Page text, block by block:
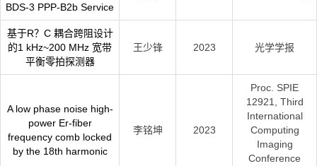
BDS-3 PPP-B2b Service
基于R？C 耦合跨阻设计
的1 kHz~200 MHz 宽带
平衡零拍探测器
王少锋 2023 光学学报
A low phase noise high-
power Er-fiber
frequency comb locked
by the 18th harmonic
李铭坤 2023
Proc. SPIE
12921, Third
International
Computing
Imaging
Conference